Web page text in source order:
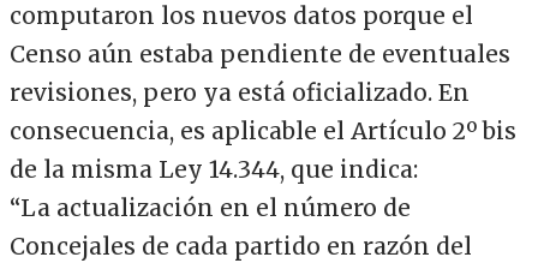
computaron los nuevos datos porque el
Censo aún estaba pendiente de eventuales
revisiones, pero ya está oficializado. En
consecuencia, es aplicable el Artículo 2º bis
de la misma Ley 14.344, que indica:
“La actualización en el número de
Concejales de cada partido en razón del